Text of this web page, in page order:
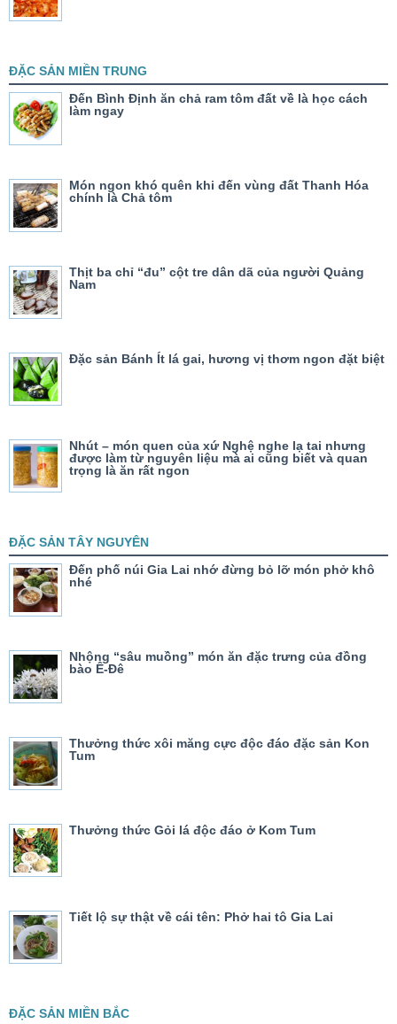
ĐẶC SẢN MIỀN TRUNG
Đến Bình Định ăn chả ram tôm đất về là học cách
làm ngay
Món ngon khó quên khi đến vùng đất Thanh Hóa
chính là Chả tôm
Thịt ba chỉ “đu” cột tre dân dã của người Quảng
Nam
Đặc sản Bánh Ít lá gai, hương vị thơm ngon đặt biệt
Nhút – món quen của xứ Nghệ nghe lạ tai nhưng
được làm từ nguyên liệu mà ai cũng biết và quan
trọng là ăn rất ngon
ĐẶC SẢN TÂY NGUYÊN
Đến phố núi Gia Lai nhớ đừng bỏ lỡ món phở khô
nhé
Nhộng “sâu muồng” món ăn đặc trưng của đồng
bào Ê-Đê
Thưởng thức xôi măng cực độc đáo đặc sản Kon
Tum
Thưởng thức Gỏi lá độc đáo ở Kom Tum
Tiết lộ sự thật về cái tên: Phở hai tô Gia Lai
ĐẶC SẢN MIỀN BẮC